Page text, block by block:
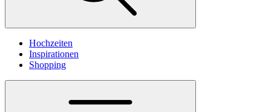
Hochzeiten
Inspirationen
Shopping